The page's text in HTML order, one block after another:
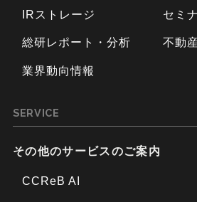
IRストレージ
総研レポート・分析
業界動向情報
セミ
不動
SERVICE
その他のサービスのご案内
CCReB AI